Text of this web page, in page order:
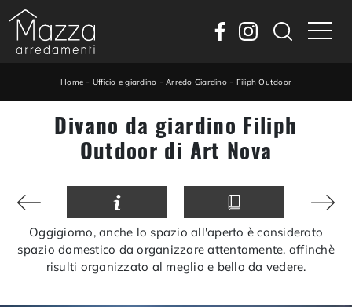
Home - Ufficio e giardino - Arredo Giardino - Filiph Outdoor
Divano da giardino Filiph
Outdoor di Art Nova
Oggigiorno, anche lo spazio all'aperto è considerato
spazio domestico da organizzare attentamente, affinchè
risulti organizzato al meglio e bello da vedere.